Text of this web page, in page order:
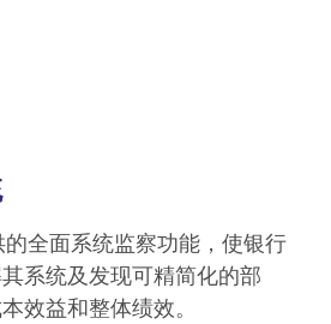
全面系统监察功能，使银行
系统及发现可精简化的部
效益和整体绩效。